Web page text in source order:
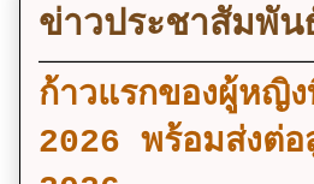
ข่าวประชาสัมพัน
ก้าวแรกของผู้ห
2026 พร้อมส่ง